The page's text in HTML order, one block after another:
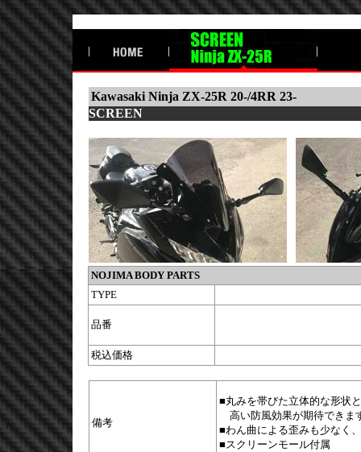
Kawasaki Ninja ZX-25R 20-/4RR 23-
SCREEN
NOJIMA BODY PARTS
TYPE
品番
税込価格
備考
■丸みを帯びた立体的な形状
高い防風効果が期待できま
■わん曲による歪みも少なく
■スクリーンモール付属